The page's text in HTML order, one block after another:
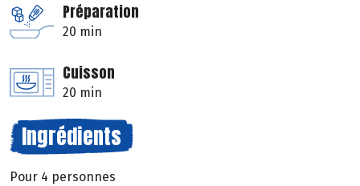
Préparation
20 min
Cuisson
20 min
Ingrédients
Pour 4 personnes